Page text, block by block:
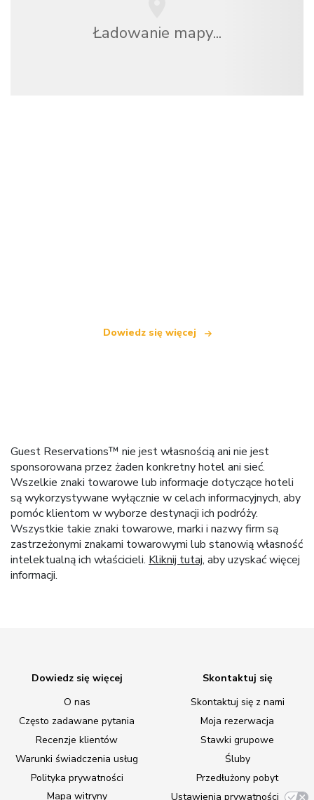
Ładowanie mapy...
Dowiedz się więcej
Guest Reservations™ nie jest własnością ani nie jest
sponsorowana przez żaden konkretny hotel ani sieć.
Wszelkie znaki towarowe lub informacje dotyczące hoteli
są wykorzystywane wyłącznie w celach informacyjnych, aby
pomóc klientom w wyborze destynacji ich podróży.
Wszystkie takie znaki towarowe, marki i nazwy firm są
zastrzeżonymi znakami towarowymi lub stanowią własność
intelektualną ich właścicieli. Kliknij tutaj, aby uzyskać więcej
informacji.
Dowiedz się więcej
O nas
Często zadawane pytania
Recenzje klientów
Warunki świadczenia usług
Polityka prywatności
Mapa witryny
Skontaktuj się
Skontaktuj się z nami
Moja rezerwacja
Stawki grupowe
Śluby
Przedłużony pobyt
Ustawienia prywatności